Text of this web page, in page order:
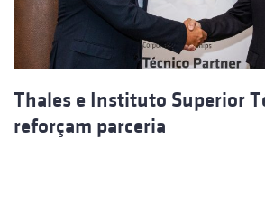
Thales e Instituto Superior
reforçam parceria